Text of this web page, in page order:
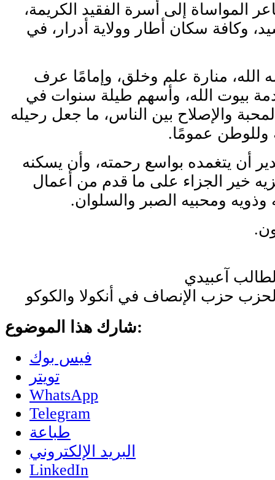
المواساة إلى أسرة الفقيد الكريمة،
وكافة سكان أطار وولاية أدرار، في
الله، منارة علم وخلق، وإمامًا عرف
بيوت الله، وأسهم طيلة سنوات في
والإصلاح بين الناس، ما جعل رحيله
وللوطن عمومًا.
أن يتغمده بواسع رحمته، وأن يسكنه
خير الجزاء على ما قدم من أعمال
وذويه ومحبيه الصبر والسلوان.
آعبيدي
حزب الإنصاف في أنكولا والكوكو
شارك هذا الموضوع:
فيس بوك
تويتر
WhatsApp
Telegram
طباعة
البريد الإلكتروني
LinkedIn